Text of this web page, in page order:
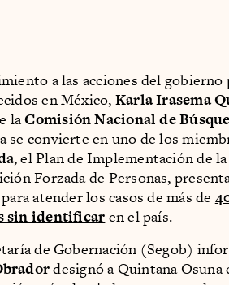
a las acciones del
en México, Karla Irasema
laComisión Nacional de
se convierte en uno de los
, el Plan de Implementación de
Forzada de Personas,
atender los casos de más de
sin identificaren el país.
de Gobernación (Segob)
designó a Quintana